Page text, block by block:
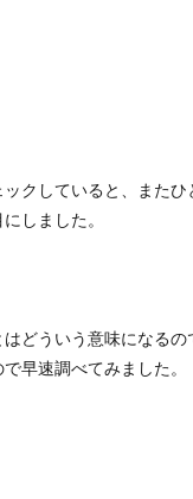
クしていると、またひ
しました。
どういう意味になるの
早速調べてみました。